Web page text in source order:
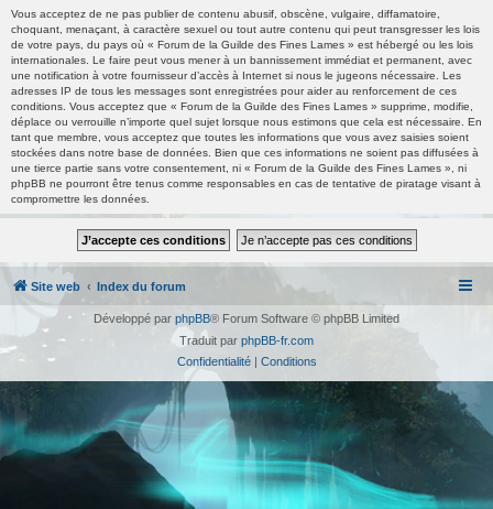
Vous acceptez de ne pas publier de contenu abusif, obscène, vulgaire, diffamatoire,
choquant, menaçant, à caractère sexuel ou tout autre contenu qui peut transgresser les lois
de votre pays, du pays où « Forum de la Guilde des Fines Lames » est hébergé ou les lois
internationales. Le faire peut vous mener à un bannissement immédiat et permanent, avec
une notification à votre fournisseur d’accès à Internet si nous le jugeons nécessaire. Les
adresses IP de tous les messages sont enregistrées pour aider au renforcement de ces
conditions. Vous acceptez que « Forum de la Guilde des Fines Lames » supprime, modifie,
déplace ou verrouille n’importe quel sujet lorsque nous estimons que cela est nécessaire. En
tant que membre, vous acceptez que toutes les informations que vous avez saisies soient
stockées dans notre base de données. Bien que ces informations ne soient pas diffusées à
une tierce partie sans votre consentement, ni « Forum de la Guilde des Fines Lames », ni
phpBB ne pourront être tenus comme responsables en cas de tentative de piratage visant à
compromettre les données.
Site web Index du forum
Développé par phpBB® Forum Software © phpBB Limited
Traduit par phpBB-fr.com
Confidentialité| Conditions